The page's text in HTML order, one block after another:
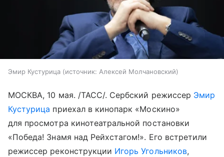
Эмир Кустурица источник: Алексей Молчановский
МОСКВА, 10 мая. /ТАСС/. Сербский режиссер Эмир
Кустурица приехал в кинопарк «Москино»
для просмотра кинотеатральной постановки
«Победа! Знамя над Рейхстагом!». Его встретили
режиссер реконструкции Игорь Угольников,